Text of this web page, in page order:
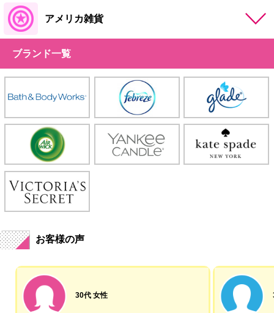
アメリカ雑貨
ブランド一覧
お客様の声
30代 女性